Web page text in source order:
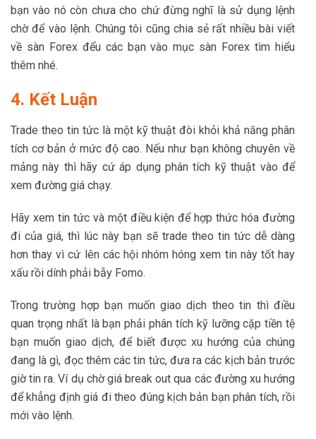
bạn vào nó còn chưa cho chứ đừng nghĩ là sử dụng lệnh
chờ để vào lệnh. Chúng tôi cũng chia sẻ rất nhiều bài viết
về sàn Forex đểu các bạn vào mục sàn Forex tìm hiểu
thêm nhé.
4. Kết Luận
Trade theo tin tức là một kỹ thuật đòi khỏi khả năng phân
tích cơ bản ở mức độ cao. Nếu như bạn không chuyên về
mảng này thì hãy cứ áp dụng phân tích kỹ thuật vào để
xem đường giá chạy.
Hãy xem tin tức và một điều kiện để hợp thức hóa đường
đi của giá, thì lúc này bạn sẽ trade theo tin tức dễ dàng
hơn thay vì cứ lên các hội nhóm hóng xem tin này tốt hay
xấu rồi dính phải bẫy Fomo.
Trong trường hợp bạn muốn giao dịch theo tin thì điều
quan trọng nhất là bạn phải phân tích kỹ lưỡng cặp tiền tệ
bạn muốn giao dịch, để biết được xu hướng của chúng
đang là gì, đọc thêm các tin tức, đưa ra các kịch bản trước
giờ tin ra. Ví dụ chờ giá break out qua các đường xu hướng
để khẳng định giá đi theo đúng kịch bản bạn phân tích, rồi
mới vào lệnh.